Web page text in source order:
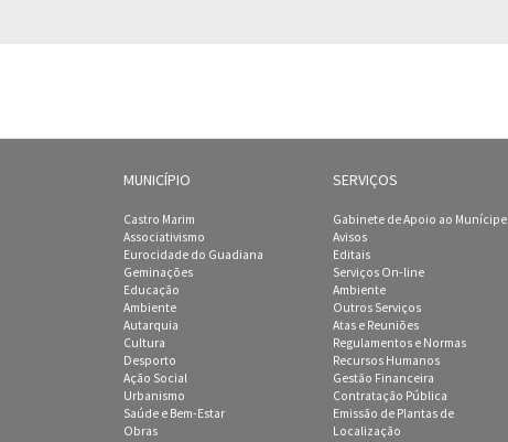
MUNICÍPIO
Castro Marim
Associativismo
Eurocidade do Guadiana
Geminações
Educação
Ambiente
Autarquia
Cultura
Desporto
Ação Social
Urbanismo
Saúde e Bem-Estar
Obras
SERVIÇOS
Gabinete de Apoio ao Munícipe
Avisos
Editais
Serviços On-line
Ambiente
Outros Serviços
Atas e Reuniões
Regulamentos e Normas
Recursos Humanos
Gestão Financeira
Contratação Pública
Emissão de Plantas de
Localização